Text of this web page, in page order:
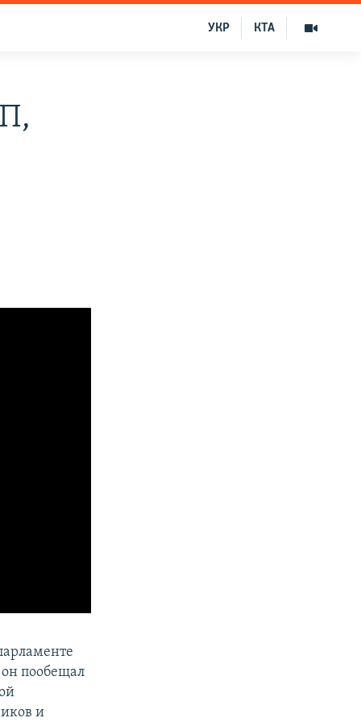
КТА
УКР
он пообещал
и